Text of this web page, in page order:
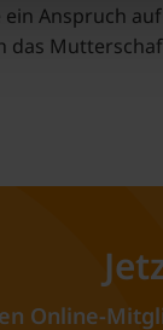
Anspruch
Online-